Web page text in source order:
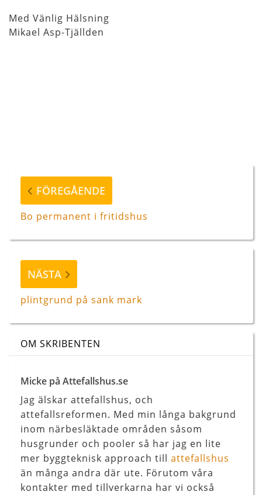
Med Vänlig Hälsning
Mikael Asp-Tjällden
Föregående
inlägg
FÖREGÅENDE
Bo permanent i fritidshus
Nästa
inlägg
NÄSTA
plintgrund på sank mark
OM SKRIBENTEN
Micke på Attefallshus.se
Jag älskar attefallshus, och
attefallsreformen. Med min långa bakgrund
inom närbesläktade områden såsom
husgrunder och pooler så har jag en lite
mer byggteknisk approach till attefallshus
än många andra där ute. Förutom våra
kontakter med tillverkarna har vi också